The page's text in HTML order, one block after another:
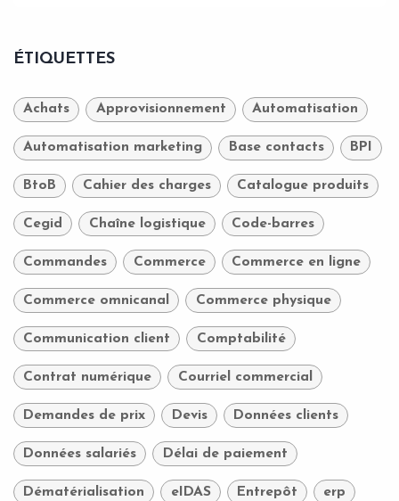
ÉTIQUETTES
Achats Approvisionnement Automatisation
Automatisation marketing Base contacts BPI
BtoB Cahier des charges Catalogue produits
Cegid Chaîne logistique Code-barres
Commandes Commerce Commerce en ligne
Commerce omnicanal Commerce physique
Communication client Comptabilité
Contrat numérique Courriel commercial
Demandes de prix Devis Données clients
Données salariés Délai de paiement
Dématérialisation eIDAS Entrepôt erp